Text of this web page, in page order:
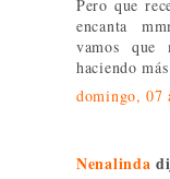
Pero que
encanta
vamos
haciendo
domingo, 07
Nenalinda